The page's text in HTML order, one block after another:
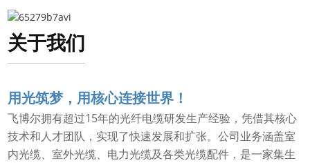
关于我们
用光筑梦，用核心连接世界！
飞博尔拥有超过15年的光纤电缆研发生产经验，凭借其核心
技术和人才团队，实现了快速发展和扩张。公司业务涵盖室
内光缆、室外光缆、电力光缆及各类光缆配件，是一家集生